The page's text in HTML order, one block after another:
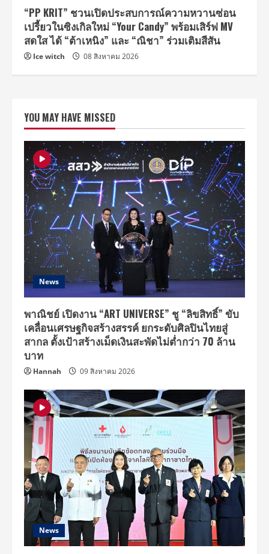
“PP KRIT” ชวนเปิดประสบการณ์ความหวานซ่อน
เปรี้ยวในซิงเกิลใหม่ “Your Candy” พร้อมเสิร์ฟ MV
สดใส ได้ “ต้าเหนิง” และ “ณิชา” ร่วมเติมสีสัน
Ice witch 08 สิงหาคม 2026
YOU MAY HAVE MISSED
News
พาณิชย์ เปิดงาน “ART UNIVERSE” ชู “ลิขสิทธิ์” ขับ
เคลื่อนเศรษฐกิจสร้างสรรค์ ยกระดับศิลปินไทยสู่
สากล ตั้งเป้าสร้างเม็ดเงินสะพัดไม่ต่ำกว่า 70 ล้าน
บาท
Hannah 09 สิงหาคม 2026
News